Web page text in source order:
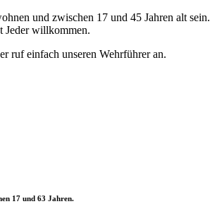
und zwischen 17 und 45 Jahren alt sein.
Jeder willkommen.
ruf einfach unseren Wehrführer an.
17 und 63 Jahren.